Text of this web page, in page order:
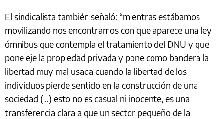
El sindicalista también señaló: “mientras estábamos
movilizando nos encontramos con que aparece una ley
ómnibus que contempla el tratamiento del DNU y que
pone eje la propiedad privada y pone como bandera la
libertad muy mal usada cuando la libertad de los
individuos pierde sentido en la construcción de una
sociedad (...) esto no es casual ni inocente, es una
transferencia clara a que un sector pequeño de la